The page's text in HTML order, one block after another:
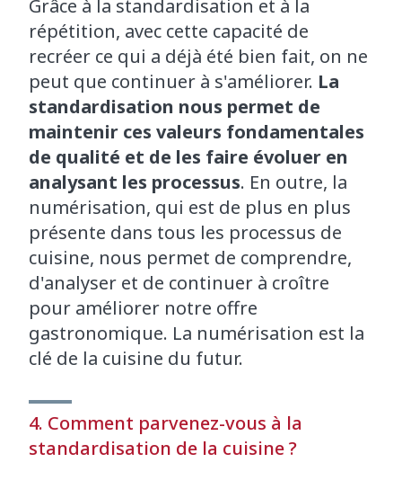
Grâce à la standardisation et à la
répétition, avec cette capacité de
recréer ce qui a déjà été bien fait, on ne
peut que continuer à s'améliorer. La
standardisation nous permet de
maintenir ces valeurs fondamentales
de qualité et de les faire évoluer en
analysant les processus. En outre, la
numérisation, qui est de plus en plus
présente dans tous les processus de
cuisine, nous permet de comprendre,
d'analyser et de continuer à croître
pour améliorer notre offre
gastronomique. La numérisation est la
clé de la cuisine du futur.
4. Comment parvenez-vous à la
standardisation de la cuisine ?